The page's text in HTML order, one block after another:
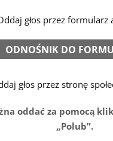
głos przez formularz
ODNOŚNIK DO
głos przez stronę
oddać za pomocą
„Polub”.